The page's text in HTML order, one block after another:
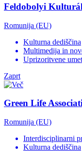
Feldobolyi
Romunija (EU)
Kulturna dediščina
Multimedija in
Uprizoritvene
Zaprt
Green Life
Romunija (EU)
Interdisciplinarni
Kulturna dediščina